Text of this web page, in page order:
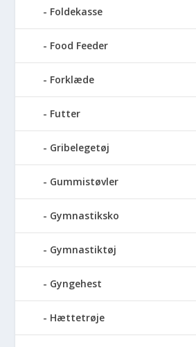
Foldekasse
Food Feeder
Forklæde
Futter
Gribelegetøj
Gummistøvler
Gymnastiksko
Gymnastiktøj
Gyngehest
Hættetrøje